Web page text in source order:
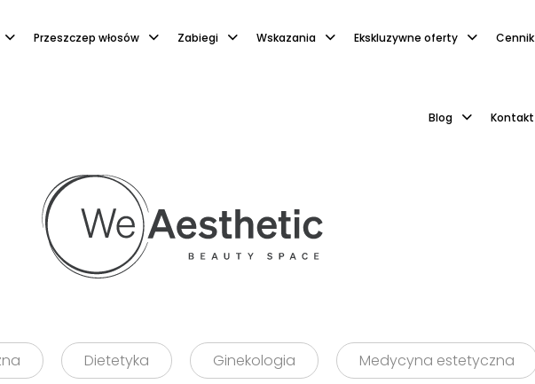
Przeszczep włosów Zabiegi Wskazania Ekskluzywne oferty Cennik
Blog Kontakt
Dietetyka Ginekologia Medycyna estetyczna